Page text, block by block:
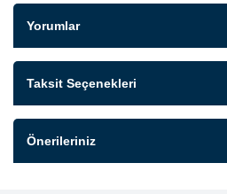
Yorumlar
Taksit Seçenekleri
Önerileriniz